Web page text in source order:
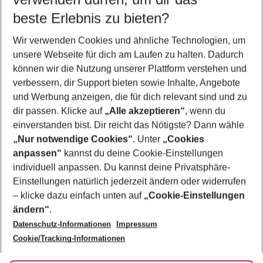
5-8 Nächte
2 Erwachsene Keine Kinder
Mehr Filter anzeigen
Footer
Footer navigation
Über uns
AGB
Bestpreisgarantie
Cookie-Einstellungen ändern
Cookie-Richtlinie
Agenturbetreuung
Barrierefreies Reisen
Folge uns
beste Erlebnis zu bieten?
Wir verwenden Cookies und ähnliche Technologien, um
unsere Webseite für dich am Laufen zu halten. Dadurch
können wir die Nutzung unserer Plattform verstehen und
verbessern, dir Support bieten sowie Inhalte, Angebote
und Werbung anzeigen, die für dich relevant sind und zu
dir passen. Klicke auf „Alle akzeptieren“, wenn du
einverstanden bist. Dir reicht das Nötigste? Dann wähle
„Nur notwendige Cookies“. Unter „Cookies
anpassen“ kannst du deine Cookie-Einstellungen
individuell anpassen. Du kannst deine Privatsphäre-
Einstellungen natürlich jederzeit ändern oder widerrufen
– klicke dazu einfach unten auf „Cookie-Einstellungen
ändern“.
Datenschutz-Informationen
Impressum
Cookie/Tracking-Informationen